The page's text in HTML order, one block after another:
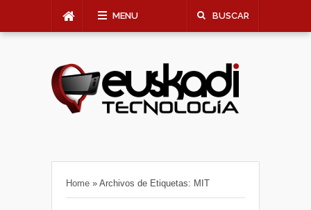
MENU BUSCAR
Home » Archivos de Etiquetas: MIT